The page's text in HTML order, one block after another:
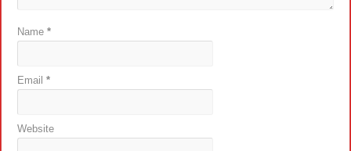
Name*
Email*
Website